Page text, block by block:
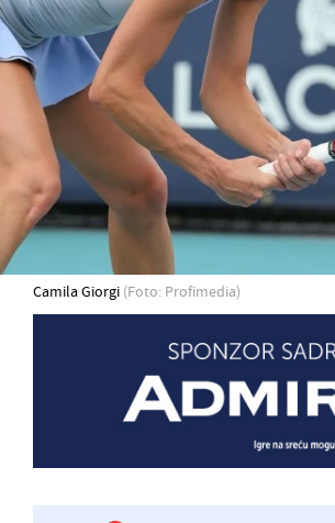
Camila Giorgi (Foto: Profimedia)